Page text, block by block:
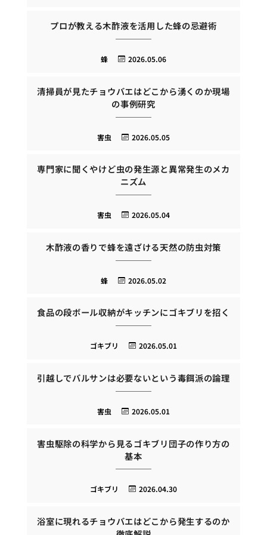
プロが教える木酢液を活用した蜂の忌避術
2026.05.06
蜂
清掃員が見たチョウバエはどこから湧くのか現場
の事例研究
2026.05.05
害虫
専門家に聞くやけど虫の発生源と異常発生のメカ
ニズム
2026.05.04
害虫
木酢液の香りで蜂を遠ざける天然の防虫対策
2026.05.02
蜂
食品の段ボール収納がキッチンにゴキブリを招く
2026.05.01
ゴキブリ
引越しでバルサンは必要ないという毒餌派の論理
2026.05.01
害虫
害虫駆除の科学から見るゴキブリ団子の作り方の
基本
2026.04.30
ゴキブリ
浴室に現れるチョウバエはどこから発生するのか